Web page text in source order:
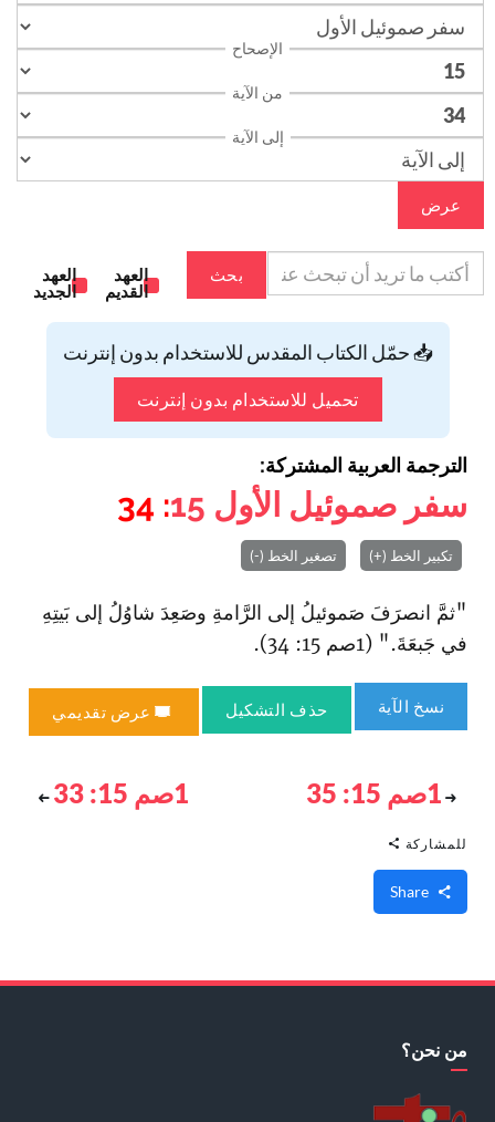
الإصحاح
من الآية
إلى الآية
عرض
بحث
العهد
القديم
العهد
الجديد
📥 حمّل الكتاب المقدس للاستخدام بدون إنترنت
تحميل للاستخدام بدون إنترنت
الترجمة العربية المشتركة:
سفر صموئيل الأول 15
: 34
تكبير الخط (+) تصغير الخط (-)
"ثمَّ ا‏نصرَفَ صَموئيلُ إلى الرَّامةِ وصَعِدَ شاوُلُ إلى بَيتِهِ
في جَبعَةَ‌." (1صم 15: 34).
نسخ الآية حذف التشكيل عرض تقديمي
1صم 15: 35 1صم 15: 33
للمشاركة
من نحن؟